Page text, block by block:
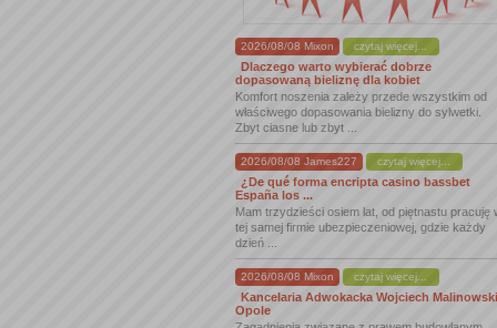
2026/08/08 Mixon czytaj więcej...
Dlaczego warto wybierać dobrze
dopasowaną bieliznę dla kobiet
Komfort noszenia zależy przede wszystkim od
właściwego dopasowania bielizny do sylwetki.
Zbyt ciasne lub zbyt ...
2026/08/08 James227 czytaj więcej...
¿De qué forma encripta casino bassbet
España los ...
Mam trzydzieści osiem lat, od piętnastu pracuję
tej samej firmie ubezpieczeniowej, gdzie każdy
dzień ...
2026/08/08 Mixon czytaj więcej...
Kancelaria Adwokacka Wojciech Malinowski
Opole